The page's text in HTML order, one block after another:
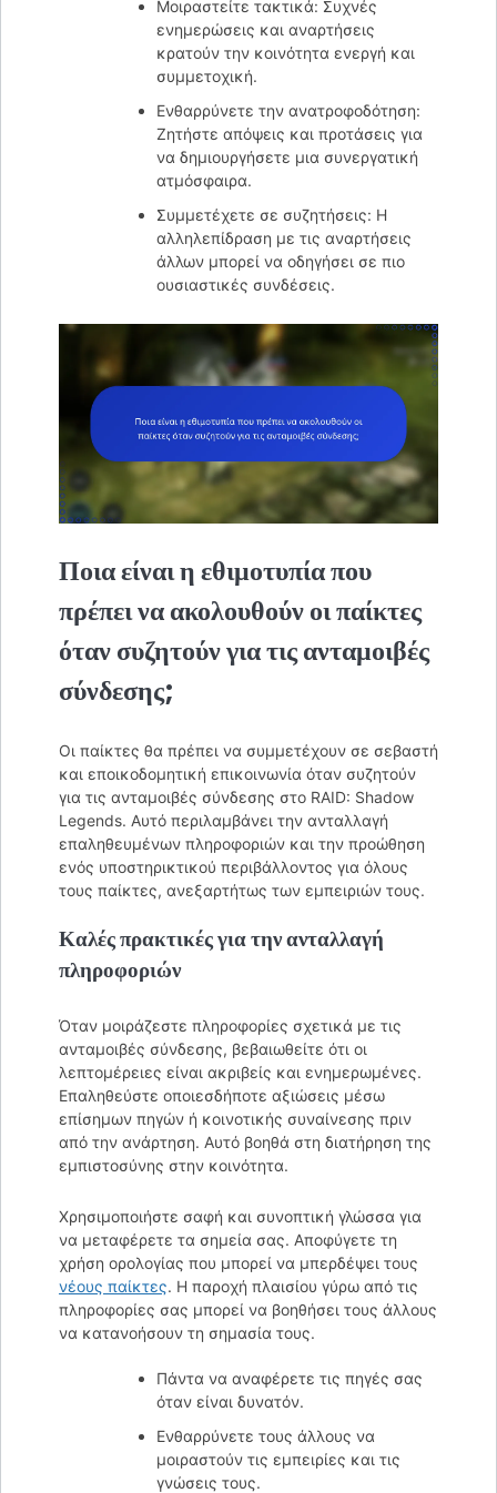
Μοιραστείτε τακτικά: Συχνές
ενημερώσεις και αναρτήσεις
κρατούν την κοινότητα ενεργή και
συμμετοχική.
Ενθαρρύνετε την ανατροφοδότηση:
Ζητήστε απόψεις και προτάσεις για
να δημιουργήσετε μια συνεργατική
ατμόσφαιρα.
Συμμετέχετε σε συζητήσεις: Η
αλληλεπίδραση με τις αναρτήσεις
άλλων μπορεί να οδηγήσει σε πιο
ουσιαστικές συνδέσεις.
Ποια είναι η εθιμοτυπία που
πρέπει να ακολουθούν οι παίκτες
όταν συζητούν για τις ανταμοιβές
σύνδεσης;
Οι παίκτες θα πρέπει να συμμετέχουν σε σεβαστή
και εποικοδομητική επικοινωνία όταν συζητούν
για τις ανταμοιβές σύνδεσης στο RAID: Shadow
Legends. Αυτό περιλαμβάνει την ανταλλαγή
επαληθευμένων πληροφοριών και την προώθηση
ενός υποστηρικτικού περιβάλλοντος για όλους
τους παίκτες, ανεξαρτήτως των εμπειριών τους.
Καλές πρακτικές για την ανταλλαγή
πληροφοριών
Όταν μοιράζεστε πληροφορίες σχετικά με τις
ανταμοιβές σύνδεσης, βεβαιωθείτε ότι οι
λεπτομέρειες είναι ακριβείς και ενημερωμένες.
Επαληθεύστε οποιεσδήποτε αξιώσεις μέσω
επίσημων πηγών ή κοινοτικής συναίνεσης πριν
από την ανάρτηση. Αυτό βοηθά στη διατήρηση της
εμπιστοσύνης στην κοινότητα.
Χρησιμοποιήστε σαφή και συνοπτική γλώσσα για
να μεταφέρετε τα σημεία σας. Αποφύγετε τη
χρήση ορολογίας που μπορεί να μπερδέψει τους
νέους παίκτες. Η παροχή πλαισίου γύρω από τις
πληροφορίες σας μπορεί να βοηθήσει τους άλλους
να κατανοήσουν τη σημασία τους.
Πάντα να αναφέρετε τις πηγές σας
όταν είναι δυνατόν.
Ενθαρρύνετε τους άλλους να
μοιραστούν τις εμπειρίες και τις
γνώσεις τους.